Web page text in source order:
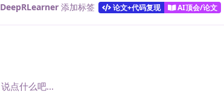
DeepRLearner 添加标签 论文+代码复现 AI顶会/论文
说点什么吧...